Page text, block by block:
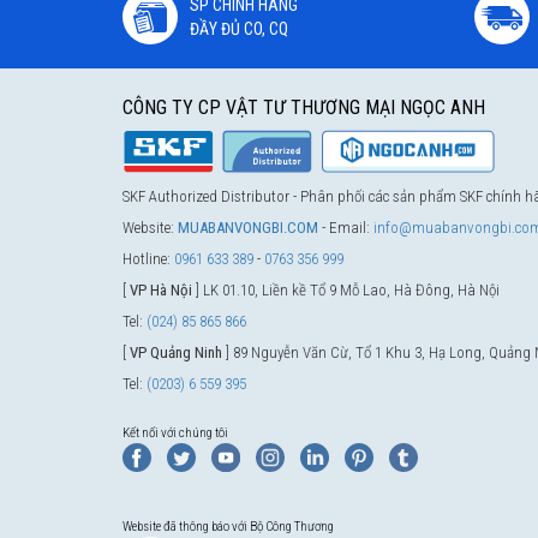
SP CHÍNH HÃNG
ĐẦY ĐỦ CO, CQ
CÔNG TY CP VẬT TƯ THƯƠNG MẠI NGỌC ANH
SKF Authorized Distributor - Phân phối các sản phẩm SKF chính
Website: MUABANVONGBI.COM - Email:
Hotline: 0961 633 389 - 0763 356 999
VP Hà Nội ] LK 01.10, Liền kề Tổ 9 Mỗ Lao, Hà Đông, Hà Nội
Tel: (024) 85 865 866
VP Quảng Ninh ] 89 Nguyễn Văn Cừ, Tổ 1 Khu 3, Hạ Long, Quảng
Tel: (0203) 6 559 395
Kết nối với chúng tôi
Website đã thông báo với Bộ Công Thương